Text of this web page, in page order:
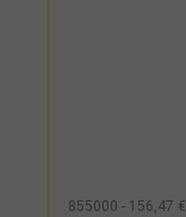
855000 - 156,47 €